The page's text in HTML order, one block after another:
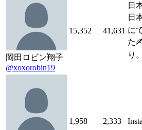
岡田ロビン翔子
@xoxorobin19
15,352 41,631
日
日
に
た
り
1,958 2,333